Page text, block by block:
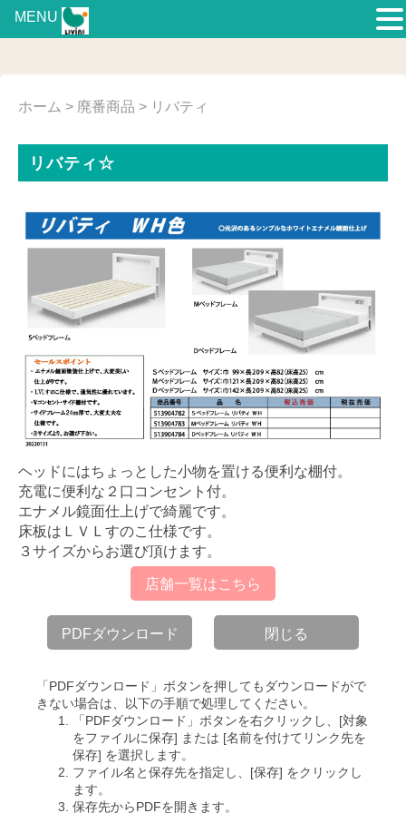
ホーム > 廃番商品 > リバティ
リバティ☆
ヘッドにはちょっとした小物を置ける便利な棚付。
充電に便利な２口コンセント付。
エナメル鏡面仕上げで綺麗です。
床板はＬＶＬすのこ仕様です。
３サイズからお選び頂けます。
店舗一覧はこちら
PDFダウンロード 閉じる
「PDFダウンロード」ボタンを押してもダウンロードがで
きない場合は、以下の手順で処理してください。
「PDFダウンロード」ボタンを右クリックし、[対象
をファイルに保存] または [名前を付けてリンク先を
保存] を選択します。
ファイル名と保存先を指定し、[保存] をクリックし
ます。
保存先からPDFを開きます。
MENU